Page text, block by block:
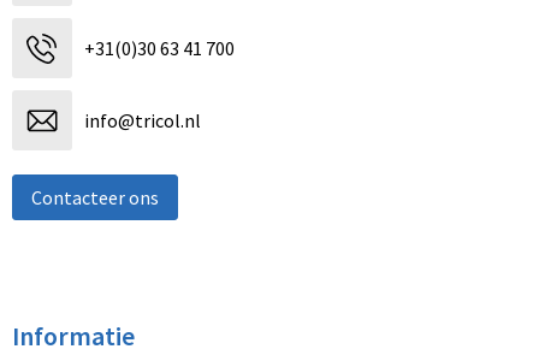
+31(0)30 63 41 700
info@tricol.nl
Contacteer ons
Informatie